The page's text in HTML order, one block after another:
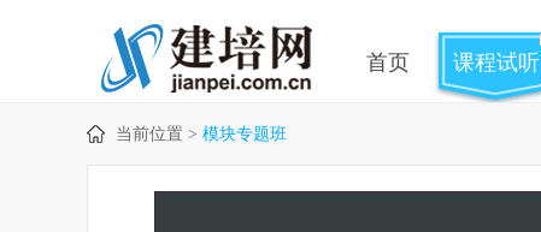
首页 课程试听
当前位置 > 模块专题班